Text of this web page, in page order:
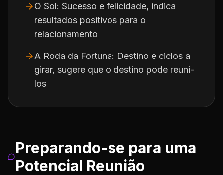
O Sol: Sucesso e felicidade, indica
resultados positivos para o
relacionamento
A Roda da Fortuna: Destino e ciclos a
girar, sugere que o destino pode reuni-
los
Preparando-se para uma
Potencial Reunião